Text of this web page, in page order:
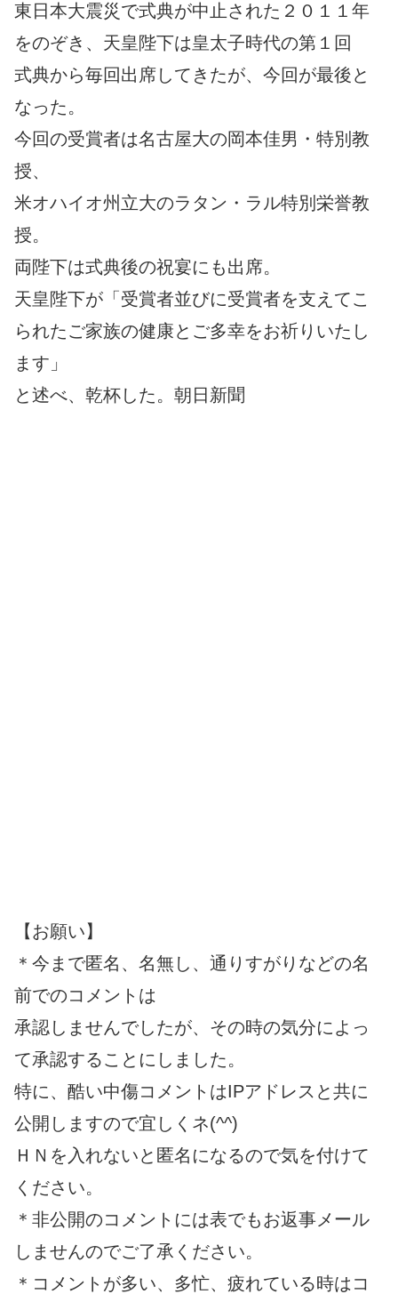
東日本大震災で式典が中止された２０１１年
をのぞき、天皇陛下は皇太子時代の第１回
式典から毎回出席してきたが、今回が最後と
なった。
今回の受賞者は名古屋大の岡本佳男・特別教
授、
米オハイオ州立大のラタン・ラル特別栄誉教
授。
両陛下は式典後の祝宴にも出席。
天皇陛下が「受賞者並びに受賞者を支えてこ
られたご家族の健康とご多幸をお祈りいたし
ます」
と述べ、乾杯した。朝日新聞
【お願い】
＊今まで匿名、名無し、通りすがりなどの名
前でのコメントは
承認しませんでしたが、その時の気分によっ
て承認することにしました。
特に、酷い中傷コメントはIPアドレスと共に
公開しますので宜しくネ(^^)
ＨＮを入れないと匿名になるので気を付けて
ください。
＊非公開のコメントには表でもお返事メール
しませんのでご了承ください。
＊コメントが多い、多忙、疲れている時はコ